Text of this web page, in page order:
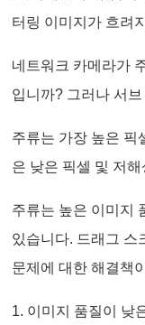
터링 이미지가 흐려
네트워크 카메라가
입니까? 그러나 서
주류는 가장 높은 픽
은 낮은 픽셀 및 저
주류는 높은 이미지
있습니다. 드래그 스
문제에 대한 해결책
1. 이미지 품질이 낮